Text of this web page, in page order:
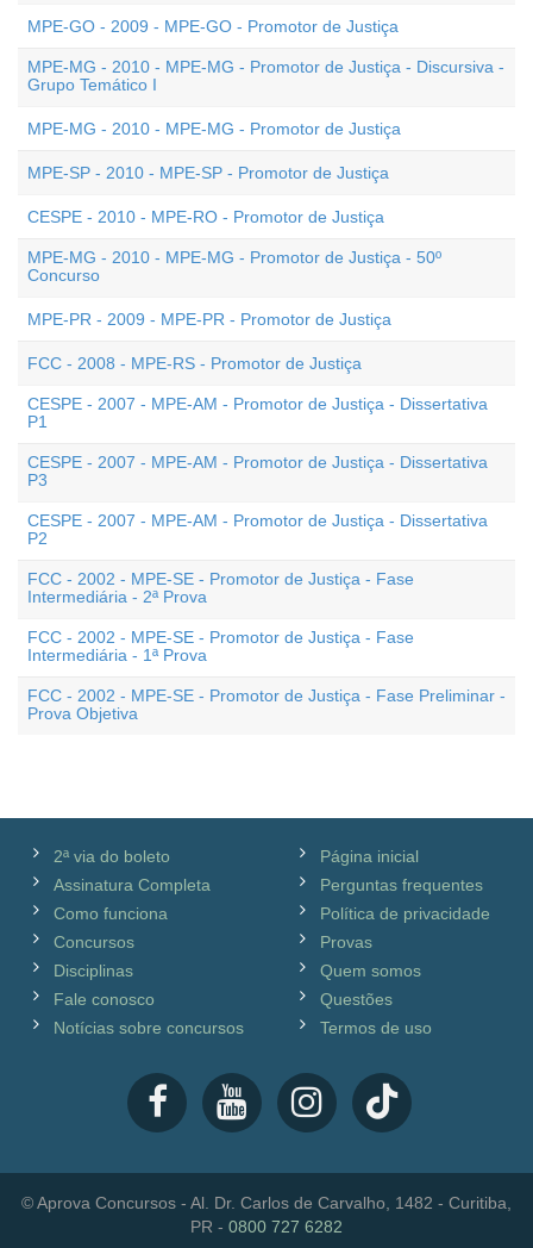
MPE-GO - 2009 - MPE-GO - Promotor de Justiça
MPE-MG - 2010 - MPE-MG - Promotor de Justiça - Discursiva -
Grupo Temático I
MPE-MG - 2010 - MPE-MG - Promotor de Justiça
MPE-SP - 2010 - MPE-SP - Promotor de Justiça
CESPE - 2010 - MPE-RO - Promotor de Justiça
MPE-MG - 2010 - MPE-MG - Promotor de Justiça - 50º
Concurso
MPE-PR - 2009 - MPE-PR - Promotor de Justiça
FCC - 2008 - MPE-RS - Promotor de Justiça
CESPE - 2007 - MPE-AM - Promotor de Justiça - Dissertativa
P1
CESPE - 2007 - MPE-AM - Promotor de Justiça - Dissertativa
P3
CESPE - 2007 - MPE-AM - Promotor de Justiça - Dissertativa
P2
FCC - 2002 - MPE-SE - Promotor de Justiça - Fase
Intermediária - 2ª Prova
FCC - 2002 - MPE-SE - Promotor de Justiça - Fase
Intermediária - 1ª Prova
FCC - 2002 - MPE-SE - Promotor de Justiça - Fase Preliminar -
Prova Objetiva
2ª via do boleto
Assinatura Completa
Como funciona
Concursos
Disciplinas
Fale conosco
Notícias sobre concursos
Página inicial
Perguntas frequentes
Política de privacidade
Provas
Quem somos
Questões
Termos de uso
© Aprova Concursos - Al. Dr. Carlos de Carvalho, 1482 - Curitiba,
PR - 0800 727 6282